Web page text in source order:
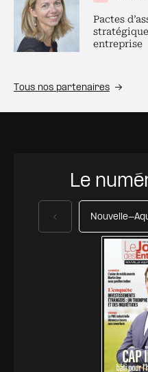
Pactes
entreprise
Tous nos partenaires
Le
Précédent